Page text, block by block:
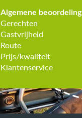
Algemene beoordeling
Gerechten
Gastvrijheid
Route
Prijs/kwaliteit
Klantenservice